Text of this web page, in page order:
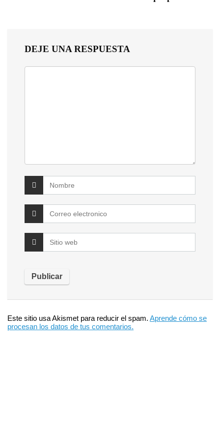
DEJE UNA RESPUESTA
Este sitio usa Akismet para reducir el spam. Aprende cómo se
procesan los datos de tus comentarios.